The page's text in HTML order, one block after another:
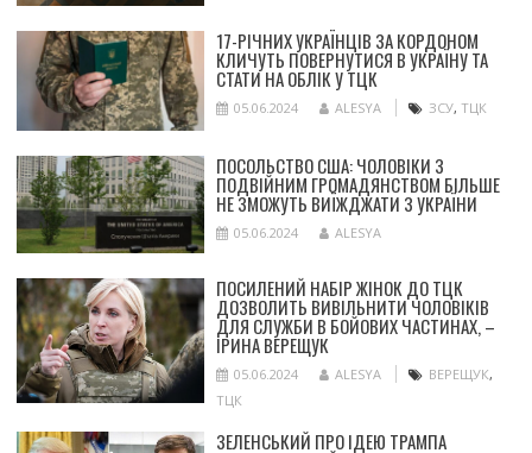
17-РІЧНИХ УКРАЇНЦІВ ЗА КОРДОНОМ
КЛИЧУТЬ ПОВЕРНУТИСЯ В УКРАЇНУ ТА
СТАТИ НА ОБЛІК У ТЦК
05.06.2024 ALESYA ЗСУ, ТЦК
ПОСОЛЬСТВО США: ЧОЛОВІКИ З
ПОДВІЙНИМ ГРОМАДЯНСТВОМ БІЛЬШЕ
НЕ ЗМОЖУТЬ ВИЇЖДЖАТИ З УКРАЇНИ
05.06.2024 ALESYA
ПОСИЛЕНИЙ НАБІР ЖІНОК ДО ТЦК
ДОЗВОЛИТЬ ВИВІЛЬНИТИ ЧОЛОВІКІВ
ДЛЯ СЛУЖБИ В БОЙОВИХ ЧАСТИНАХ, –
ІРИНА ВЕРЕЩУК
05.06.2024 ALESYA ВЕРЕЩУК,
ТЦК
ЗЕЛЕНСЬКИЙ ПРО ІДЕЮ ТРАМПА